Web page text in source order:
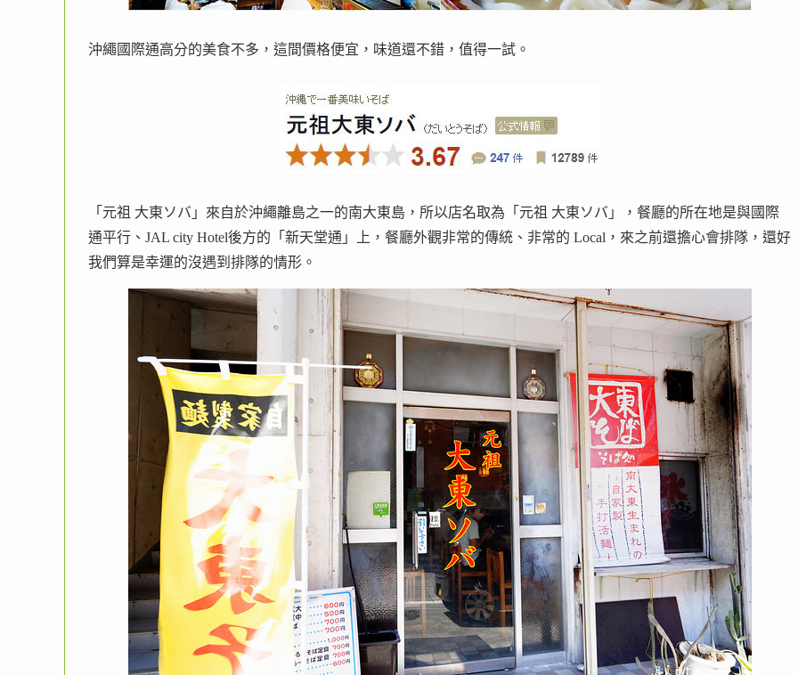
沖繩國際通高分的美食不多，這間價格便宜，味道還不錯，值得一試。
「元祖 大東ソバ」來自於沖繩離島之一的南大東島，所以店名取為「元祖 大東ソバ」，餐廳的所在地是與國際
通平行、JAL city Hotel後方的「新天堂通」上，餐廳外觀非常的傳統、非常的 Local，來之前還擔心會排隊，還好
我們算是幸運的沒遇到排隊的情形。